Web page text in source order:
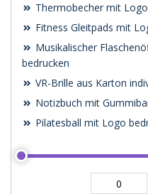
Thermobecher mit
Fitness Gleitpads mit
Musikalischer
bedrucken
VR-Brille aus Karton
Notizbuch mit
Pilatesball mit Logo